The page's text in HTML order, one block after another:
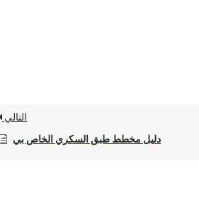
التالي
دليل مخطط طبق السكري الخاص بي